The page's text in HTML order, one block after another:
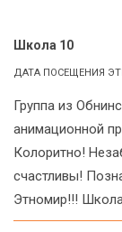
Школа 10
ДАТА ПОСЕЩЕНИЯ
Группа из
анимационной
Колоритно!
счастливы!
Этномир!!!